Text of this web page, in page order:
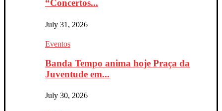
“Concertos...
July 31, 2026
Eventos
Banda Tempo anima hoje Praça da
Juventude em...
July 30, 2026